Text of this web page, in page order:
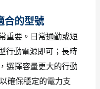
合的型號
重要。日常通勤或短
行動電源即可；長時
選擇容量更大的行動
確保穩定的電力支